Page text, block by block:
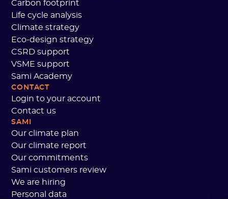
Carbon footprint
Life cycle analysis
Climate strategy
Eco-design strategy
CSRD support
VSME support
Sami Academy
CONTACT
Login to your account
Contact us
SAMI
Our climate plan
Our climate report
Our commitments
Sami customers review
We are hiring
Personal data